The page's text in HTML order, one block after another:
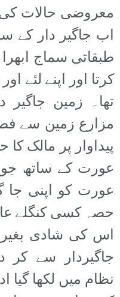
معروضی حالات کی
اب جاگیر دار کے
طبقاتی سماج
کرتا اور اپنے لئے
تھا۔ زمین
مزارع زمین سے
پیداوار پر مالک
عورت کے ساتھ جو
عورت کو اپنی جا
حصہ کسی کنگلے
اس کی شادی
جاگیردار سے کر
نظام میں لکھا